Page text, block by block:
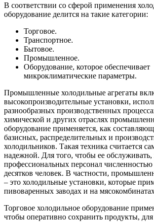
В соответствии со сферой применения
оборудование делится на такие категории:
Торговое.
Транспортное.
Бытовое.
Промышленное.
Оборудование, которое обеспечивает
микроклиматические параметры.
Промышленные холодильные агрегаты
высокопроизводительные установки,
разнообразных производственных
химической и других отраслях
оборудование применяется, как
базисных, распределительных и
холодильников. Такая техника считается
надежной. Для того, чтобы ее
профессиональных персонал численностью
десятков человек. В частности,
– это холодильные установки, которые
пивоваренных заводах и на
Торговое холодильное оборудование
чтобы оперативно сохранить продукты,